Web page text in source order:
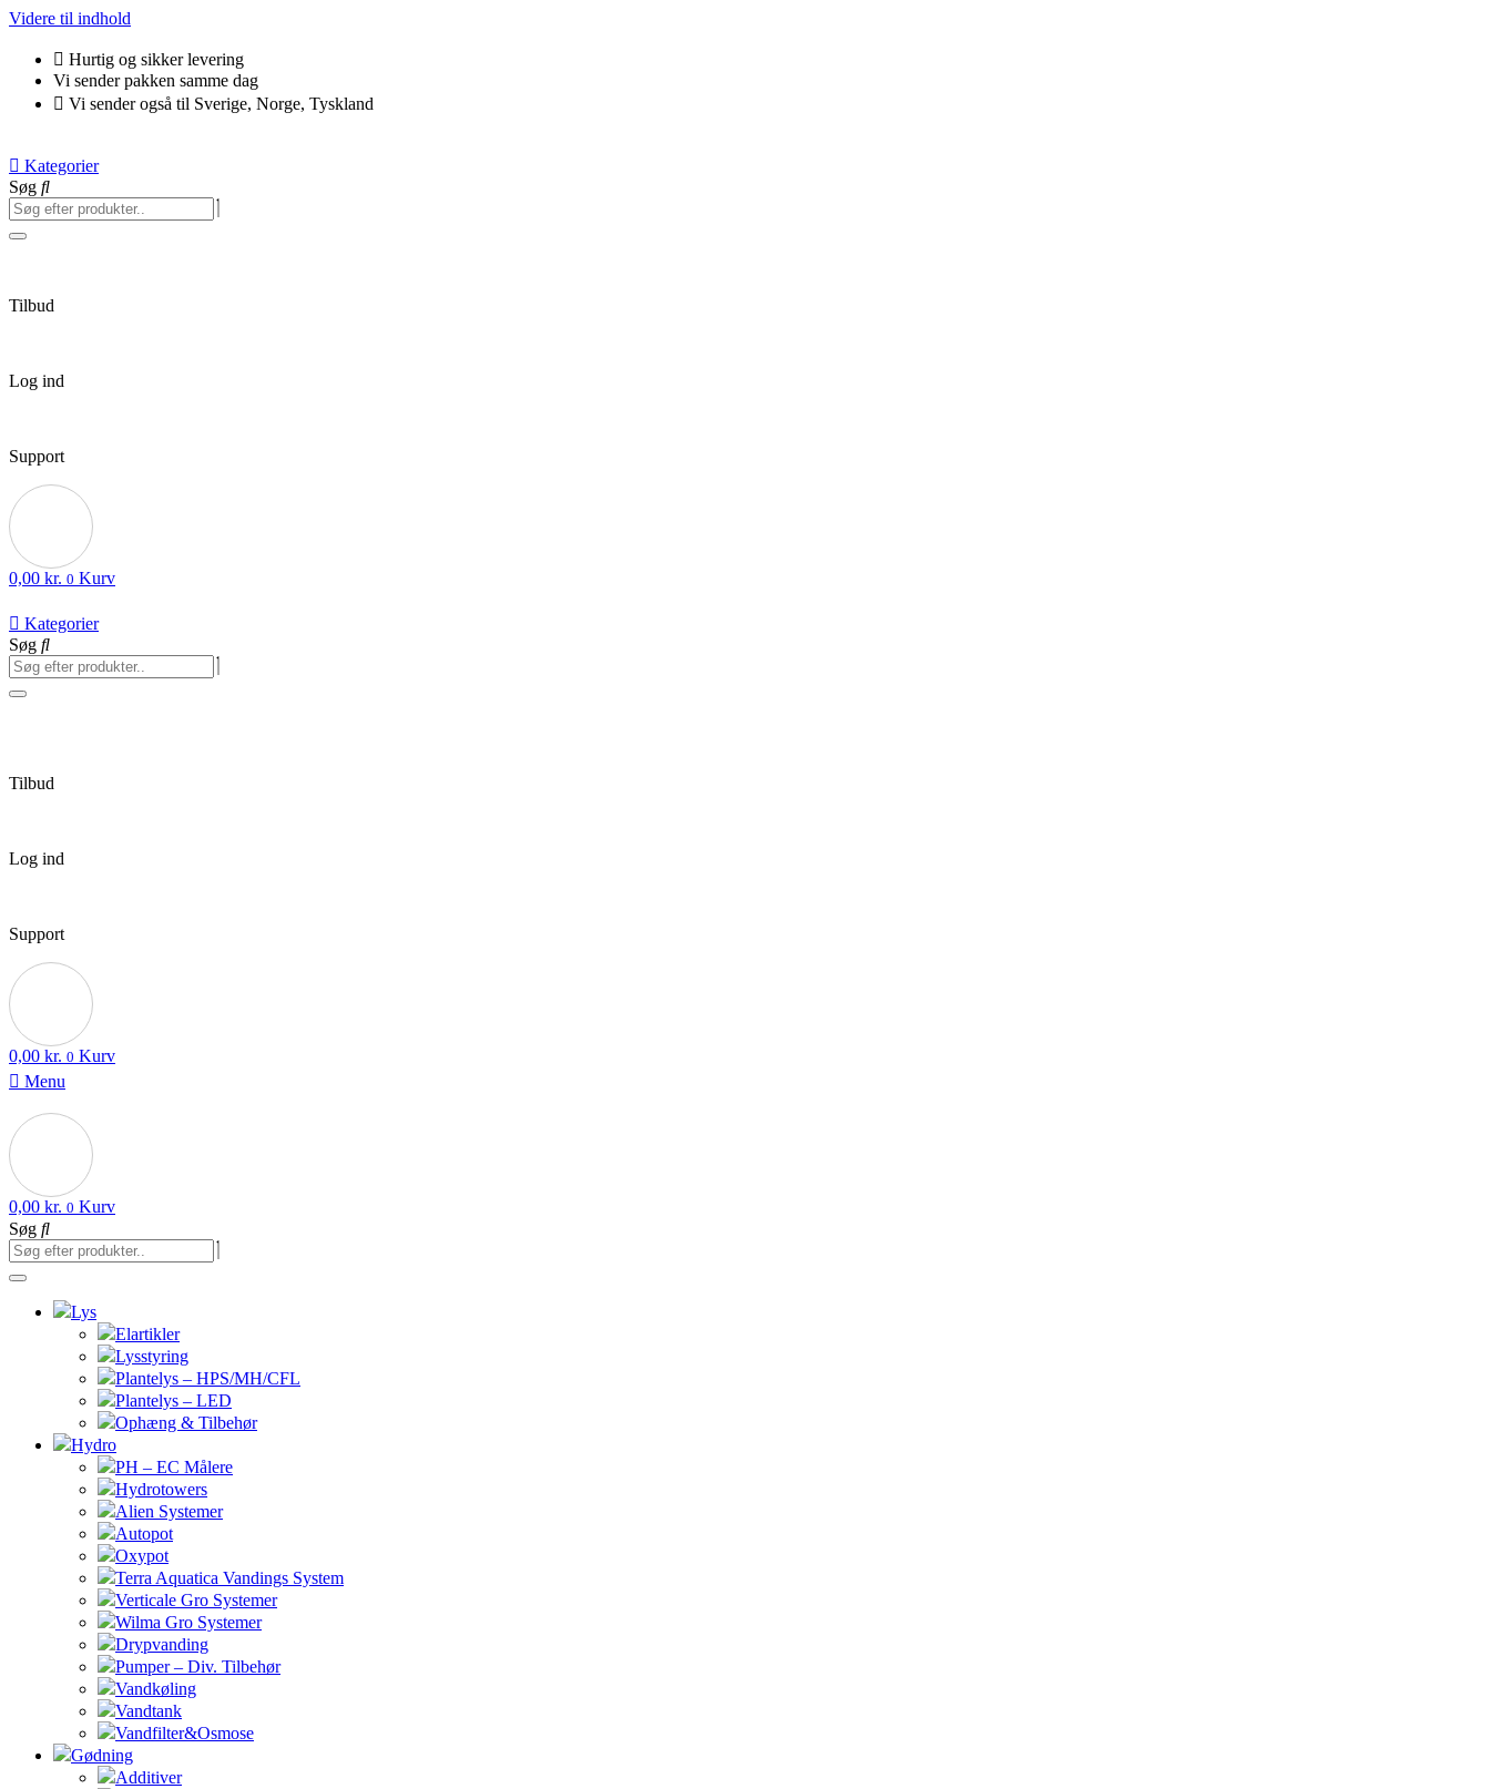
Videre til indhold
Hurtig og sikker levering
Vi sender pakken samme dag
Vi sender også til Sverige, Norge, Tyskland
Kategorier
Søg
Tilbud
Log ind
Support
0,00 kr. 0 Kurv
Kategorier
Søg
Tilbud
Log ind
Support
0,00 kr. 0 Kurv
Menu
0,00 kr. 0 Kurv
Søg
Lys
Elartikler
Lysstyring
Plantelys – HPS/MH/CFL
Plantelys – LED
Ophæng & Tilbehør
Hydro
PH – EC Målere
Hydrotowers
Alien Systemer
Autopot
Oxypot
Terra Aquatica Vandings System
Verticale Gro Systemer
Wilma Gro Systemer
Drypvanding
Pumper – Div. Tilbehør
Vandkøling
Vandtank
Vandfilter&Osmose
Gødning
Additiver